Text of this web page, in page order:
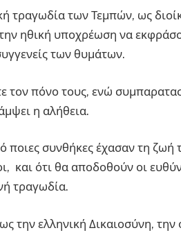
τραγωδία των Τεμπών, ως
ηθική υποχρέωση να
των θυμάτων.
τον πόνο τους, ενώ
η αλήθεια.
ποιες συνθήκες έχασαν τη ζωή
και ότι θα αποδοθούν οι
τραγωδία.
την ελληνική Δικαιοσύνη,